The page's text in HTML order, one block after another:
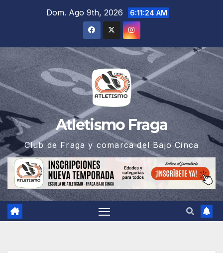
Dom. Ago 9th, 2026 6:11:25 AM
Atletismo Fraga
Club de Fraga y comarca del Bajo Cinca